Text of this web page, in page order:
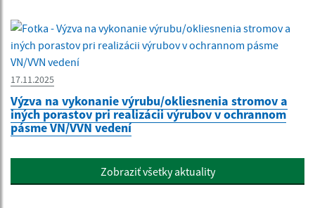
17.11.2025
Výzva na vykonanie výrubu/okliesnenia stromov a
iných porastov pri realizácii výrubov v ochrannom
pásme VN/VVN vedení
Zobraziť všetky aktuality